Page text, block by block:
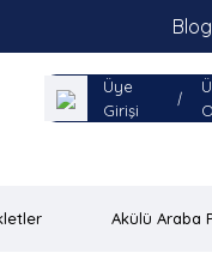
Blog
Üye
Girişi
|
Akülü Araba